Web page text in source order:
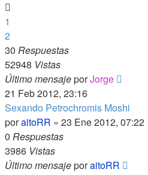
1
2
30 Respuestas
52948 Vistas
Último mensajeporJorge
21 Feb 2012, 23:16
Sexando Petrochromis Moshi
poraitoRR » 23 Ene 2012, 07:22
0 Respuestas
3986 Vistas
Último mensajeporaitoRR